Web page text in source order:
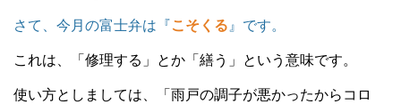
さて、今月の富士弁は『こそくる 』です。
これは、「修理する」とか「繕う」という意味です。
使い方としましては、「雨戸の調子が悪かったからコロ